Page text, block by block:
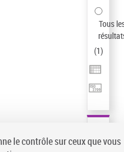
Tous
(1)
le contrôle sur ceux que vous